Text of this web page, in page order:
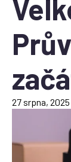
27 srpna, 2025